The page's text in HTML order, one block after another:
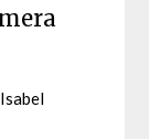
Isabel